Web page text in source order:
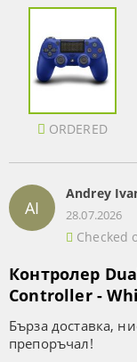
ORDERED
AI
Andrey
28.07.2026
Checked
Контролер
Controller -
Бърза доставка,
препоръчал!